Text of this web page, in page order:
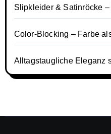
Slipkleider & Satinröcke
Color-Blocking – Farbe
Alltagstaugliche Eleganz